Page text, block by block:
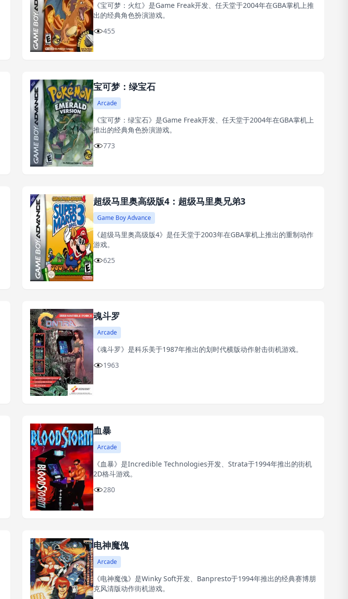
《宝可梦：火红》是Game Freak开发、任天堂于2004年在GBA掌机上推
出的经典角色扮演游戏。
455
宝可梦：绿宝石
Arcade
《宝可梦：绿宝石》是Game Freak开发、任天堂于2004年在GBA掌机上
推出的经典角色扮演游戏。
773
超级马里奥高级版4：超级马里奥兄弟3
Game Boy Advance
《超级马里奥高级版4》是任天堂于2003年在GBA掌机上推出的重制动作
游戏。
625
魂斗罗
Arcade
《魂斗罗》是科乐美于1987年推出的划时代横版动作射击街机游戏。
1963
血暴
Arcade
《血暴》是Incredible Technologies开发、Strata于1994年推出的街机
2D格斗游戏。
280
电神魔傀
Arcade
《电神魔傀》是Winky Soft开发、Banpresto于1994年推出的经典赛博朋
克风清版动作街机游戏。